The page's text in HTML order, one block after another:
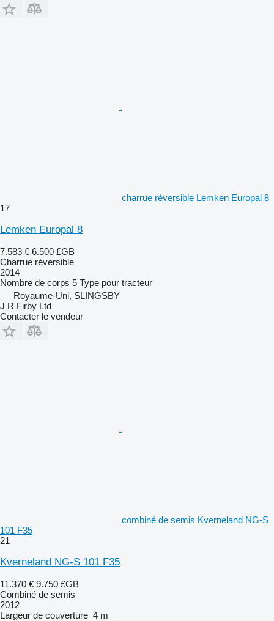
charrue réversible Lemken Europal 8
17
Lemken Europal 8
7.583 € 6.500 £GB
Charrue réversible
2014
Nombre de corps 5 Type pour tracteur
Royaume-Uni, SLINGSBY
J R Firby Ltd
Contacter le vendeur
combiné de semis Kverneland NG-S
101 F35
21
Kverneland NG-S 101 F35
11.370 € 9.750 £GB
Combiné de semis
2012
Largeur de couverture 4 m